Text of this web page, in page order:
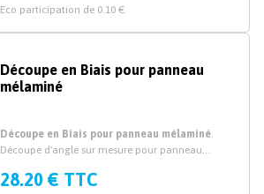
Eco participation de 0.10 €
Découpe en Biais pour panneau
mélaminé
Découpe en Biais pour panneau mélaminé.
Découpe d'angle sur mesure pour panneau
28.20 € TTC